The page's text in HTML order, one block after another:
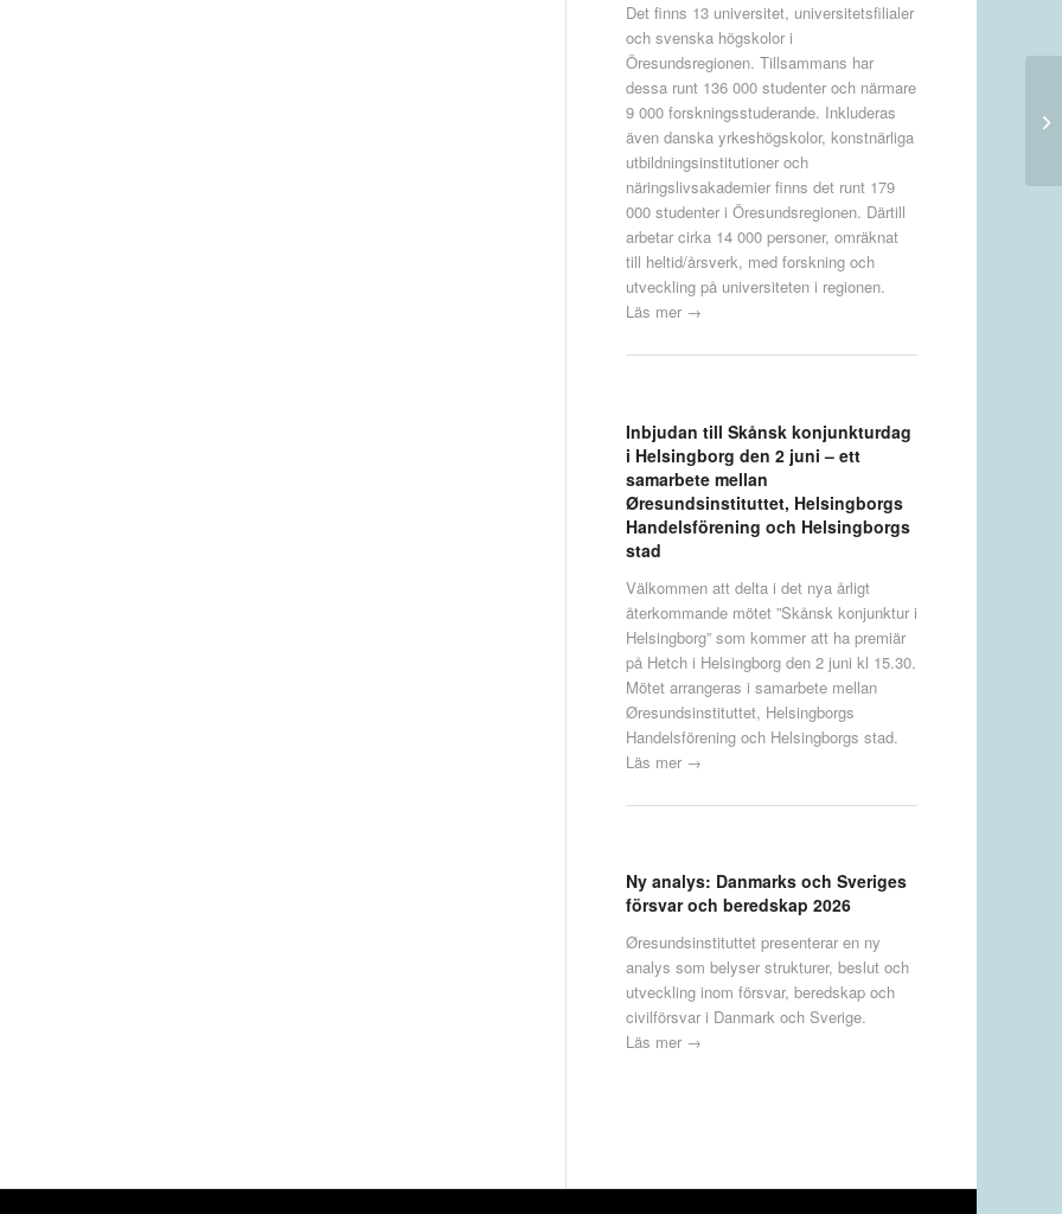
Det finns 13 universitet, universitetsfilialer
och svenska högskolor i
Öresundsregionen. Tillsammans har
dessa runt 136 000 studenter och närmare
9 000 forskningsstuderande. Inkluderas
även danska yrkeshögskolor, konstnärliga
utbildningsinstitutioner och
näringslivsakademier finns det runt 179
000 studenter i Öresundsregionen. Därtill
arbetar cirka 14 000 personer, omräknat
till heltid/årsverk, med forskning och
utveckling på universiteten i regionen.
Läs mer →
Inbjudan till Skånsk konjunkturdag
i Helsingborg den 2 juni – ett
samarbete mellan
Øresundsinstituttet, Helsingborgs
Handelsförening och Helsingborgs
stad
Välkommen att delta i det nya årligt
återkommande mötet ”Skånsk konjunktur i
Helsingborg” som kommer att ha premiär
på Hetch i Helsingborg den 2 juni kl 15.30.
Mötet arrangeras i samarbete mellan
Øresundsinstituttet, Helsingborgs
Handelsförening och Helsingborgs stad.
Läs mer →
Ny analys: Danmarks och Sveriges
försvar och beredskap 2026
Øresundsinstituttet presenterar en ny
analys som belyser strukturer, beslut och
utveckling inom försvar, beredskap och
civilförsvar i Danmark och Sverige.
Läs mer →